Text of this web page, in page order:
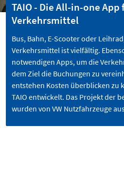
TAIO - Die All-in-one App
Verkehrsmittel
Bus, Bahn, E-Scooter oder
Verkehrsmittel ist vielfältig.
notwendigen Apps, um die
dem Ziel die Buchungen zu
entstehen Kosten überblicken zu
TAIO entwickelt. Das Projekt der
wurden von VW Nutzfahrzeuge